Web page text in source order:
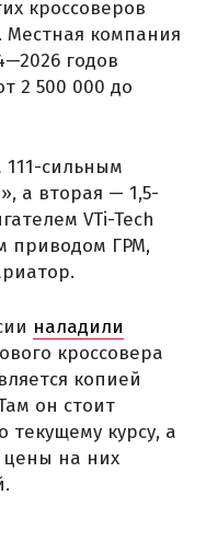
кроссоверов
Местная компания
годов
2 500 000 до
сильным
а вторая — 1,5-
VTi-Tech
приводом ГРМ,
наладили
кроссовера
копией
он стоит
курсу, а
цены на них